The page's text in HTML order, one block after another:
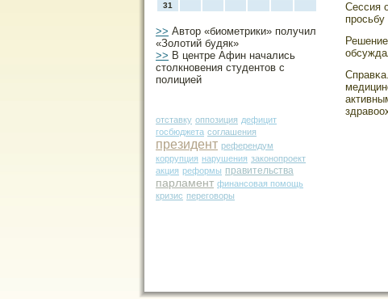
31
>> Автор «биометрики» получил
«Золотий будяк»
>> В центре Афин начались
столкновения студентов с
полицией
отставку оппозиция дефицит
госбюджета соглашения
президент референдум
коррупция нарушения законопроект
акция реформы правительства
парламент финансовая помощь
кризис переговоры
Сессия